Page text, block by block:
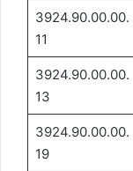
3924.90.00.00.
11
3924.90.00.00.
13
3924.90.00.00.
19